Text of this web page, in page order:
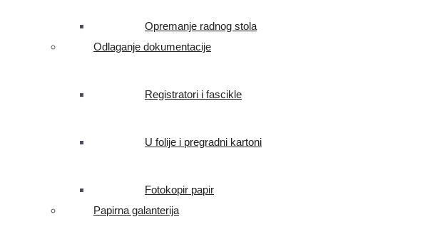
Opremanje radnog stola
Odlaganje dokumentacije
Registratori i fascikle
U folije i pregradni kartoni
Fotokopir papir
Papirna galanterija